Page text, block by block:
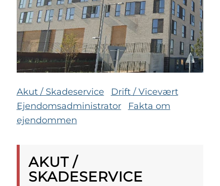
Akut / Skadeservice
Drift / Vicevært
Ejendomsadministrator
Fakta om
ejendommen
AKUT /
SKADESERVICE